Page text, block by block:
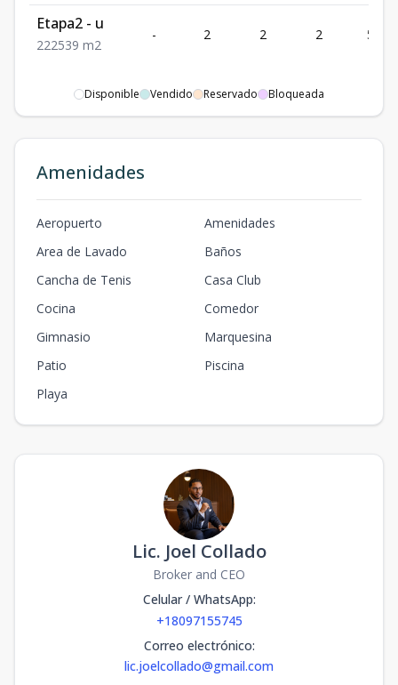
Etapa2 - u
222539 m2
- 2 2 2 539
Disponible Vendido Reservado Bloqueada
Amenidades
Aeropuerto
Amenidades
Area de Lavado
Baños
Cancha de Tenis
Casa Club
Cocina
Comedor
Gimnasio
Marquesina
Patio
Piscina
Playa
Lic. Joel Collado
Broker and CEO
Celular / WhatsApp:
+18097155745
Correo electrónico:
lic.joelcollado@gmail.com